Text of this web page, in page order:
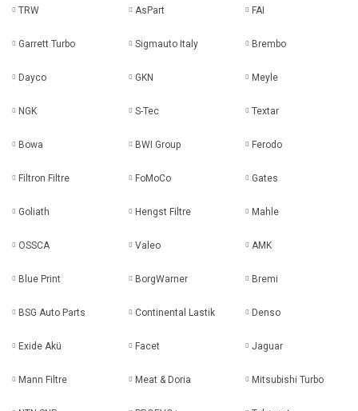
TRW AsPart FAI
Garrett Turbo Sigmauto Italy Brembo
Dayco GKN Meyle
NGK S-Tec Textar
Bowa BWI Group Ferodo
Filtron Filtre FoMoCo Gates
Goliath Hengst Filtre Mahle
OSSCA Valeo AMK
Blue Print BorgWarner Bremi
BSG Auto Parts Continental Lastik Denso
Exide Akü Facet Jaguar
Mann Filtre Meat & Doria Mitsubishi Turbo